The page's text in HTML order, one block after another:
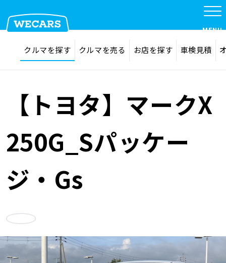
在庫検索 サイト内検索
MENU
クルマを探す
クルマを売る
お店を探す
車検サービス トップ
オイル交換・点検・整備予約
クルマを探す クルマを売る お店を探す 車検見積
【トヨタ】マークX
250G_Sパッケー
ジ・Gs
お気に入り